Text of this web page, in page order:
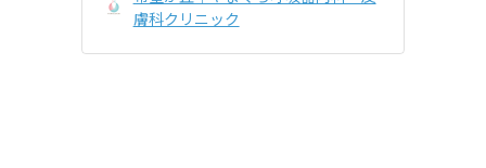
膚科クリニック